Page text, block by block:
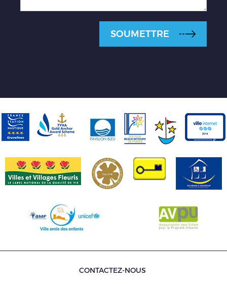
SOUMETTRE
CONTACTEZ-NOUS